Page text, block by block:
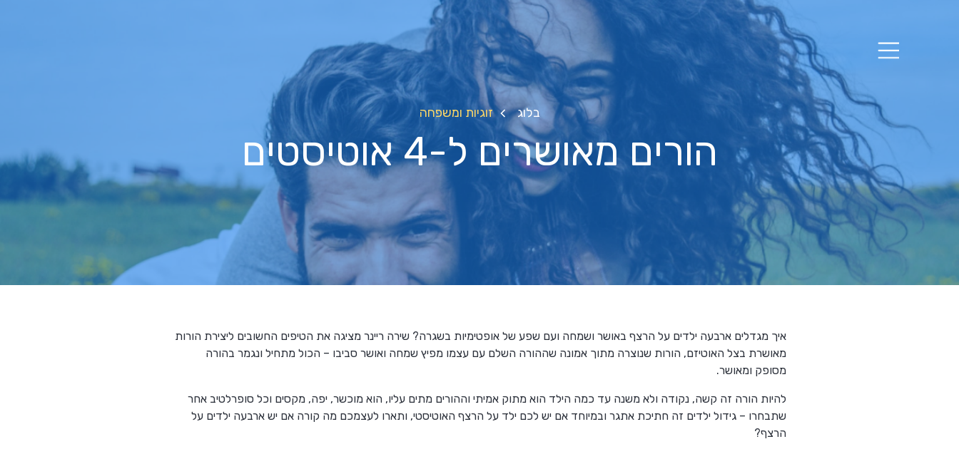
בלוג זוגיות ומשפחה
הורים מאושרים ל-4 אוטיסטים
איך מגדלים ארבעה ילדים על הרצף באושר ושמחה ועם שפע של אופטימיות בשגרה? שירה ריינר מציגה את הטיפים החשובים ליצירת הורות
מאושרת בצל האוטיזם, הורות שנוצרה מתוך אמונה שההורה השלם עם עצמו מפיץ שמחה ואושר סביבו – הכול מתחיל ונגמר בהורה
מסופק ומאושר.
להיות הורה זה קשה, נקודה ולא משנה עד כמה הילד הוא מתוק אמיתי וההורים מתים עליו, הוא מוכשר, יפה, מקסים וכל סופרלטיב אחר
שתבחרו – גידול ילדים זה חתיכת אתגר ובמיוחד אם יש לכם ילד על הרצף האוטיסטי, ותארו לעצמכם מה קורה אם יש ארבעה ילדים על
הרצף?